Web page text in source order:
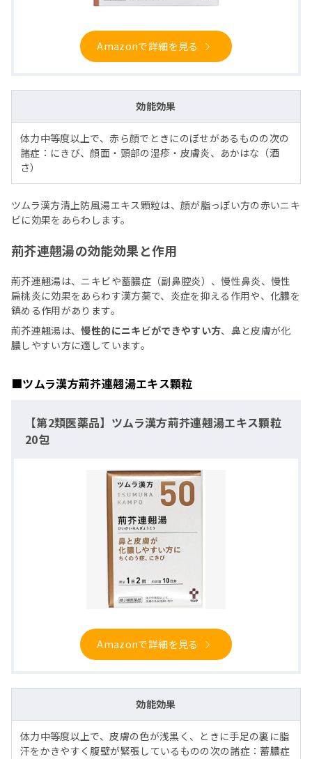
Amazonで詳細を見る
効能効果
体力中等度以上で、赤ら顔でときにのぼせがあるものの次の
諸症：にきび、顔面・頭部の湿疹・皮膚炎、あかはな（酒
さ）
ツムラ漢方清上防風湯エキス顆粒は、顔が脂っぽい方の赤いニキ
ビに効果をあらわします。
荊芥連翹湯の効能効果と作用
荊芥連翹湯は、ニキビや蓄膿症（副鼻腔炎）、慢性鼻炎、慢性
扁桃炎に効果をあらわす漢方薬で、炎症を抑える作用や、化膿を
鎮める作用があります。
荊芥連翹湯は、慢性的にニキビができやすい方、鼻と皮膚が化
膿しやすい方に適しています。
■ツムラ漢方荊芥連翹湯エキス顆粒
【第2類医薬品】ツムラ漢方荊芥連翹湯エキス顆粒
20包
Amazonで詳細を見る
効能効果
体力中等度以上で、皮膚の色が浅黒く、ときに手足の裏に脂
汗をかきやすく腹壁が緊張しているものの次の諸症：蓄膿症